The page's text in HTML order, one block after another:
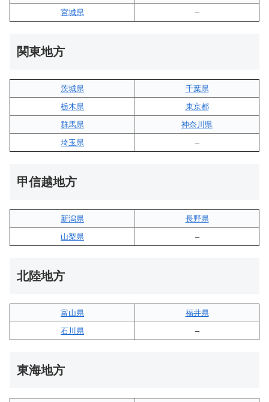
宮城県
–
関東地方
茨城県
千葉県
栃木県
東京都
群馬県
神奈川県
埼玉県
–
甲信越地方
新潟県
長野県
山梨県
–
北陸地方
富山県
福井県
石川県
–
東海地方